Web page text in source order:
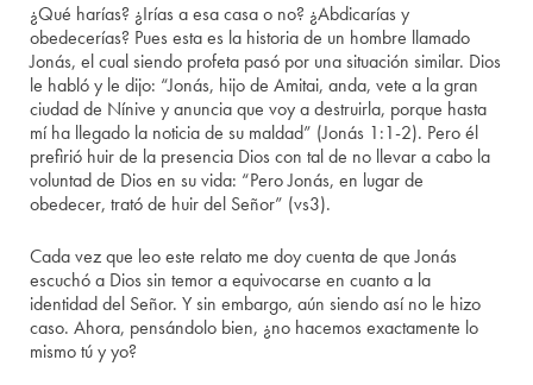
¿Qué harías? ¿Irías a esa casa o no? ¿Abdicarías y
obedecerías? Pues esta es la historia de un hombre llamado
Jonás, el cual siendo profeta pasó por una situación similar. Dios
le habló y le dijo: “Jonás, hijo de Amitai, anda, vete a la gran
ciudad de Nínive y anuncia que voy a destruirla, porque hasta
mí ha llegado la noticia de su maldad” (Jonás 1:1-2). Pero él
prefirió huir de la presencia Dios con tal de no llevar a cabo la
voluntad de Dios en su vida: “Pero Jonás, en lugar de
obedecer, trató de huir del Señor” (vs3).
Cada vez que leo este relato me doy cuenta de que Jonás
escuchó a Dios sin temor a equivocarse en cuanto a la
identidad del Señor. Y sin embargo, aún siendo así no le hizo
caso. Ahora, pensándolo bien, ¿no hacemos exactamente lo
mismo tú y yo?